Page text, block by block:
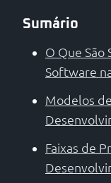
Sumário
O Que
Software
Modelos
Faixas de